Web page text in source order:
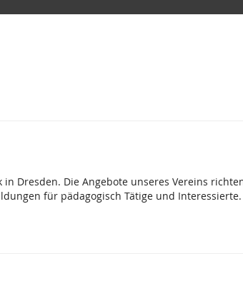
Dresden. Die Angebote unseres Vereins
für pädagogisch Tätige und